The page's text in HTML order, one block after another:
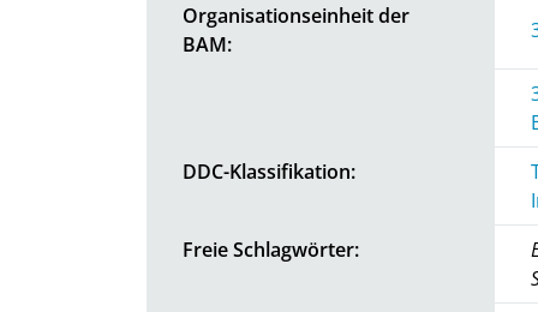
Organisationseinheit der
BAM:
DDC-Klassifikation:
Freie Schlagwörter: